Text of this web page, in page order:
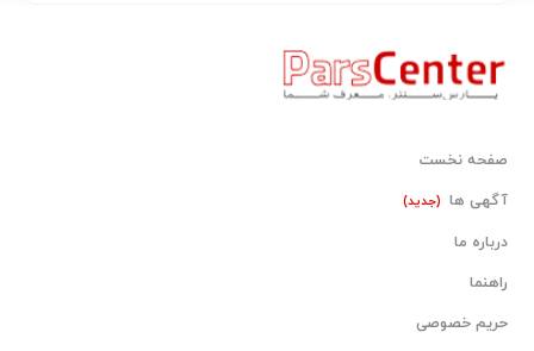
صفحه نخست
آگهی ها (جدید)
درباره ما
راهنما
حریم خصوصی